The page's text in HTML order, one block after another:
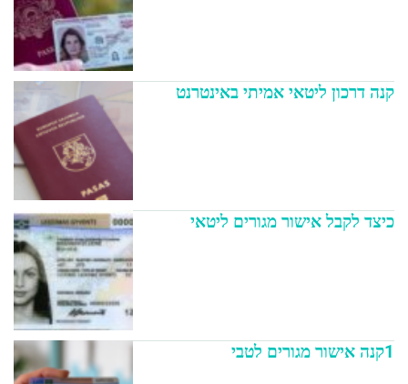
קנה דרכון ליטאי אמיתי באינטרנט
כיצד לקבל אישור מגורים ליטאי
1קנה אישור מגורים לטבי